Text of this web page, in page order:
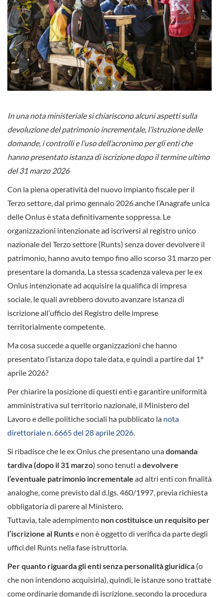
In una nota ministeriale si chiariscono alcuni aspetti sulla
devoluzione del patrimonio incrementale, l’istruzione delle
domande, i controlli e l’uso dell’acronimo per gli enti che
hanno presentato istanza di iscrizione dopo il termine ultimo
del 31 marzo 2026
Con la piena operatività del nuovo impianto fiscale per il
Terzo settore, dal primo gennaio 2026 anche l’Anagrafe unica
delle Onlus è stata definitivamente soppressa. Le
organizzazioni intenzionate ad iscriversi al registro unico
nazionale del Terzo settore (Runts) senza dover devolvere il
patrimonio, hanno avuto tempo fino allo scorso 31 marzo per
presentare la domanda. La stessa scadenza valeva per le ex
Onlus intenzionate ad acquisire la qualifica di impresa
sociale, le quali avrebbero dovuto avanzare istanza di
iscrizione all’ufficio del Registro delle imprese
territorialmente competente.
Ma cosa succede a quelle organizzazioni che hanno
presentato l’istanza dopo tale data, e quindi a partire dal 1°
aprile 2026?
Per chiarire la posizione di questi enti e garantire uniformità
amministrativa sul territorio nazionale, il Ministero del
Lavoro e delle politiche sociali ha pubblicato la nota
direttoriale n. 6665 del 28 aprile 2026.
Si ribadisce che le ex Onlus che presentano unadomanda
tardiva (dopo il 31 marzo) sono tenuti adevolvere
l’eventuale patrimonio incrementale ad altri enti con finalità
analoghe, come previsto dal d.lgs. 460/1997, previa richiesta
obbligatoria di parere al Ministero.
Tuttavia, tale adempimento non costituisce un requisito per
l’iscrizione al Runtse non è oggetto di verifica da parte degli
uffici del Runts nella fase istruttoria.
Per quanto riguarda gli enti senza personalità giuridica (o
che non intendono acquisirla), quindi, le istanze sono trattate
come ordinarie domande di iscrizione, secondo la procedura